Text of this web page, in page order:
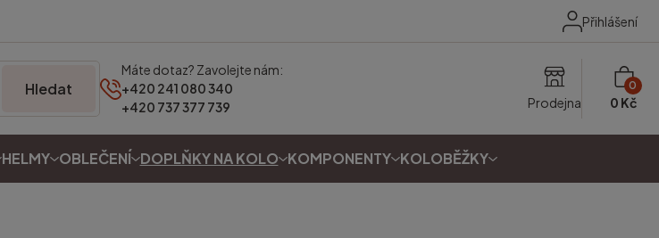
Přihlášení
Hledat
Máte dotaz? Zavolejte nám:
+420 241 080 340
+420 737 377 739
Prodejna
0
0 Kč
HELMY OBLEČENÍ DOPLŇKY NA KOLO KOMPONENTY KOLOBĚŽKY